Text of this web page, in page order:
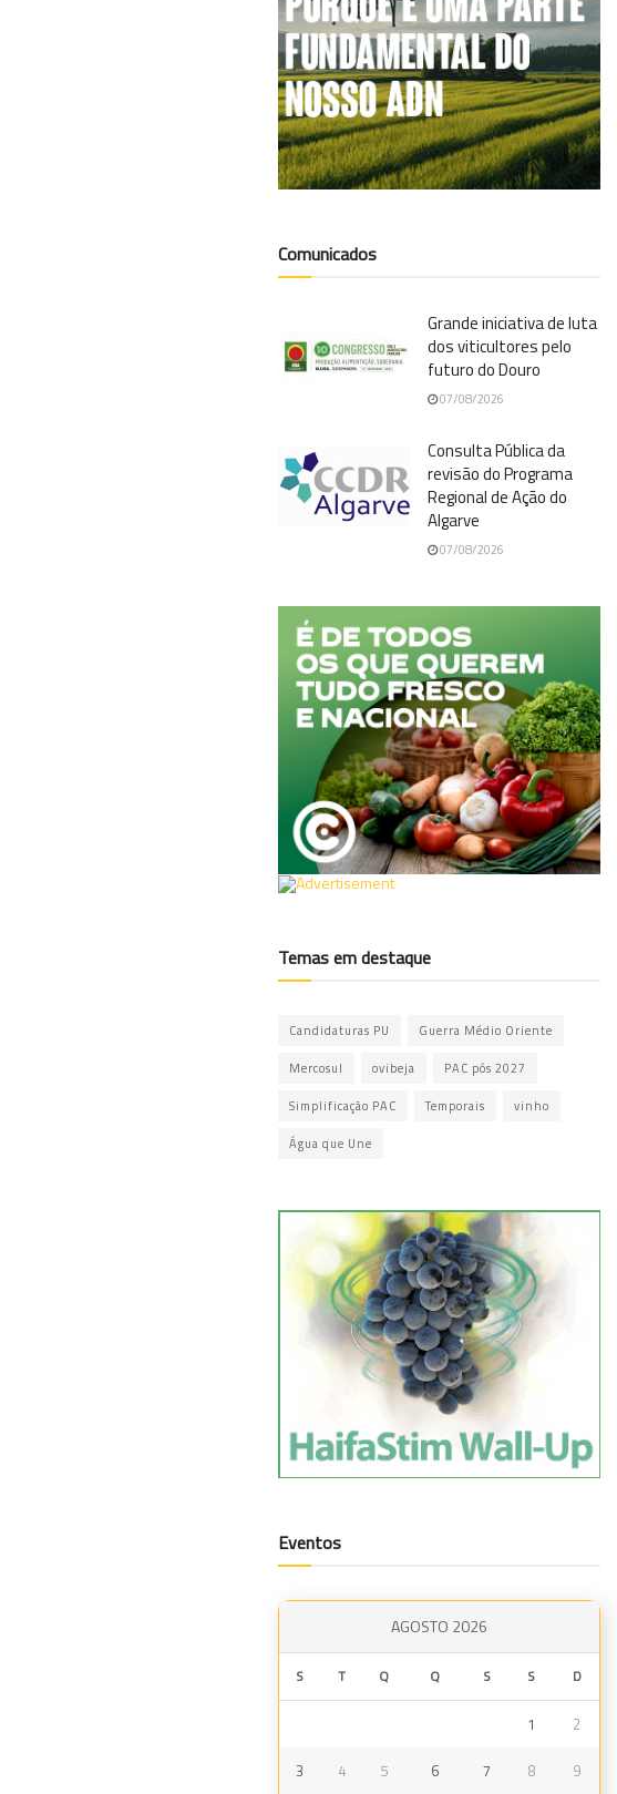
Comunicados
Grande iniciativa de luta
dos viticultores pelo
futuro do Douro
07/08/2026
Consulta Pública da
revisão do Programa
Regional de Ação do
Algarve
07/08/2026
Temas em destaque
Candidaturas PU Guerra Médio Oriente
Mercosul ovibeja PAC pós 2027
Simplificação PAC Temporais vinho
Água que Une
Eventos
AGOSTO 2026
S T Q Q S S D
1 2
3 4 5 6 7 8 9